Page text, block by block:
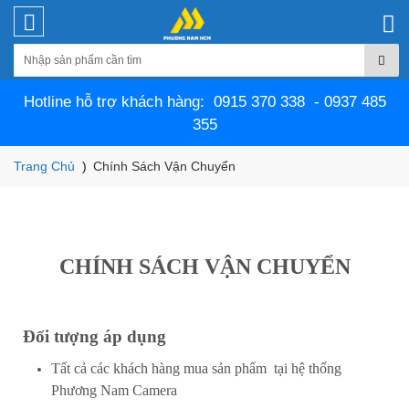
Hotline hỗ trợ khách hàng: 0915 370 338 - 0937 485
355
Trang Chủ Chính Sách Vận Chuyển
CHÍNH SÁCH VẬN CHUYỂN
Đối tượng áp dụng
Tất cả các khách hàng mua sản phẩm tại hệ thống
Phương Nam Camera